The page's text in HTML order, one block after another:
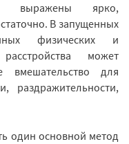
выражены ярко,
В запущенных
физических и
может
вмешательство для
раздражительности,
один основной метод